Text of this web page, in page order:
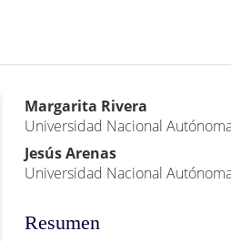
Contenido
principal
del
artículo
Margarita Rivera
Universidad Nacional
Jesús Arenas
Universidad Nacional
Resumen